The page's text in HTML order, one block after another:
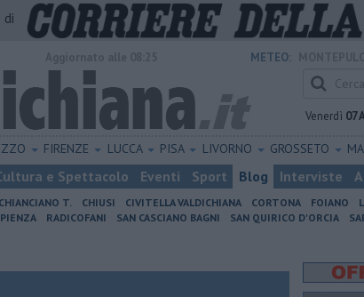
di
METEO:
Venerdì 07
FIRENZE LUCCA PISA LIVORNO GROSSETO
e Spettacolo Eventi Sport Blog Interviste
CHIANCIANO T. CHIUSI CIVITELLA VALDICHIANA CORTONA FOIANO
PIENZA RADICOFANI SAN CASCIANO BAGNI SAN QUIRICO D'ORCIA